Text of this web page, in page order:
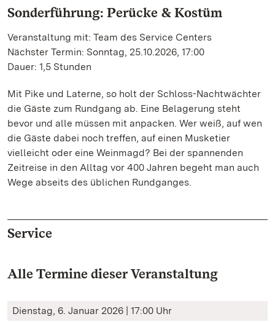
Sonderführung: Perücke & Kostüm
Veranstaltung mit: Team des Service Centers
Nächster Termin: Sonntag, 25.10.2026, 17:00
Dauer: 1,5 Stunden
Mit Pike und Laterne, so holt der Schloss-Nachtwächter
die Gäste zum Rundgang ab. Eine Belagerung steht
bevor und alle müssen mit anpacken. Wer weiß, auf wen
die Gäste dabei noch treffen, auf einen Musketier
vielleicht oder eine Weinmagd? Bei der spannenden
Zeitreise in den Alltag vor 400 Jahren begeht man auch
Wege abseits des üblichen Rundganges.
Service
Alle Termine dieser Veranstaltung
Dienstag, 6. Januar 2026 | 17:00 Uhr